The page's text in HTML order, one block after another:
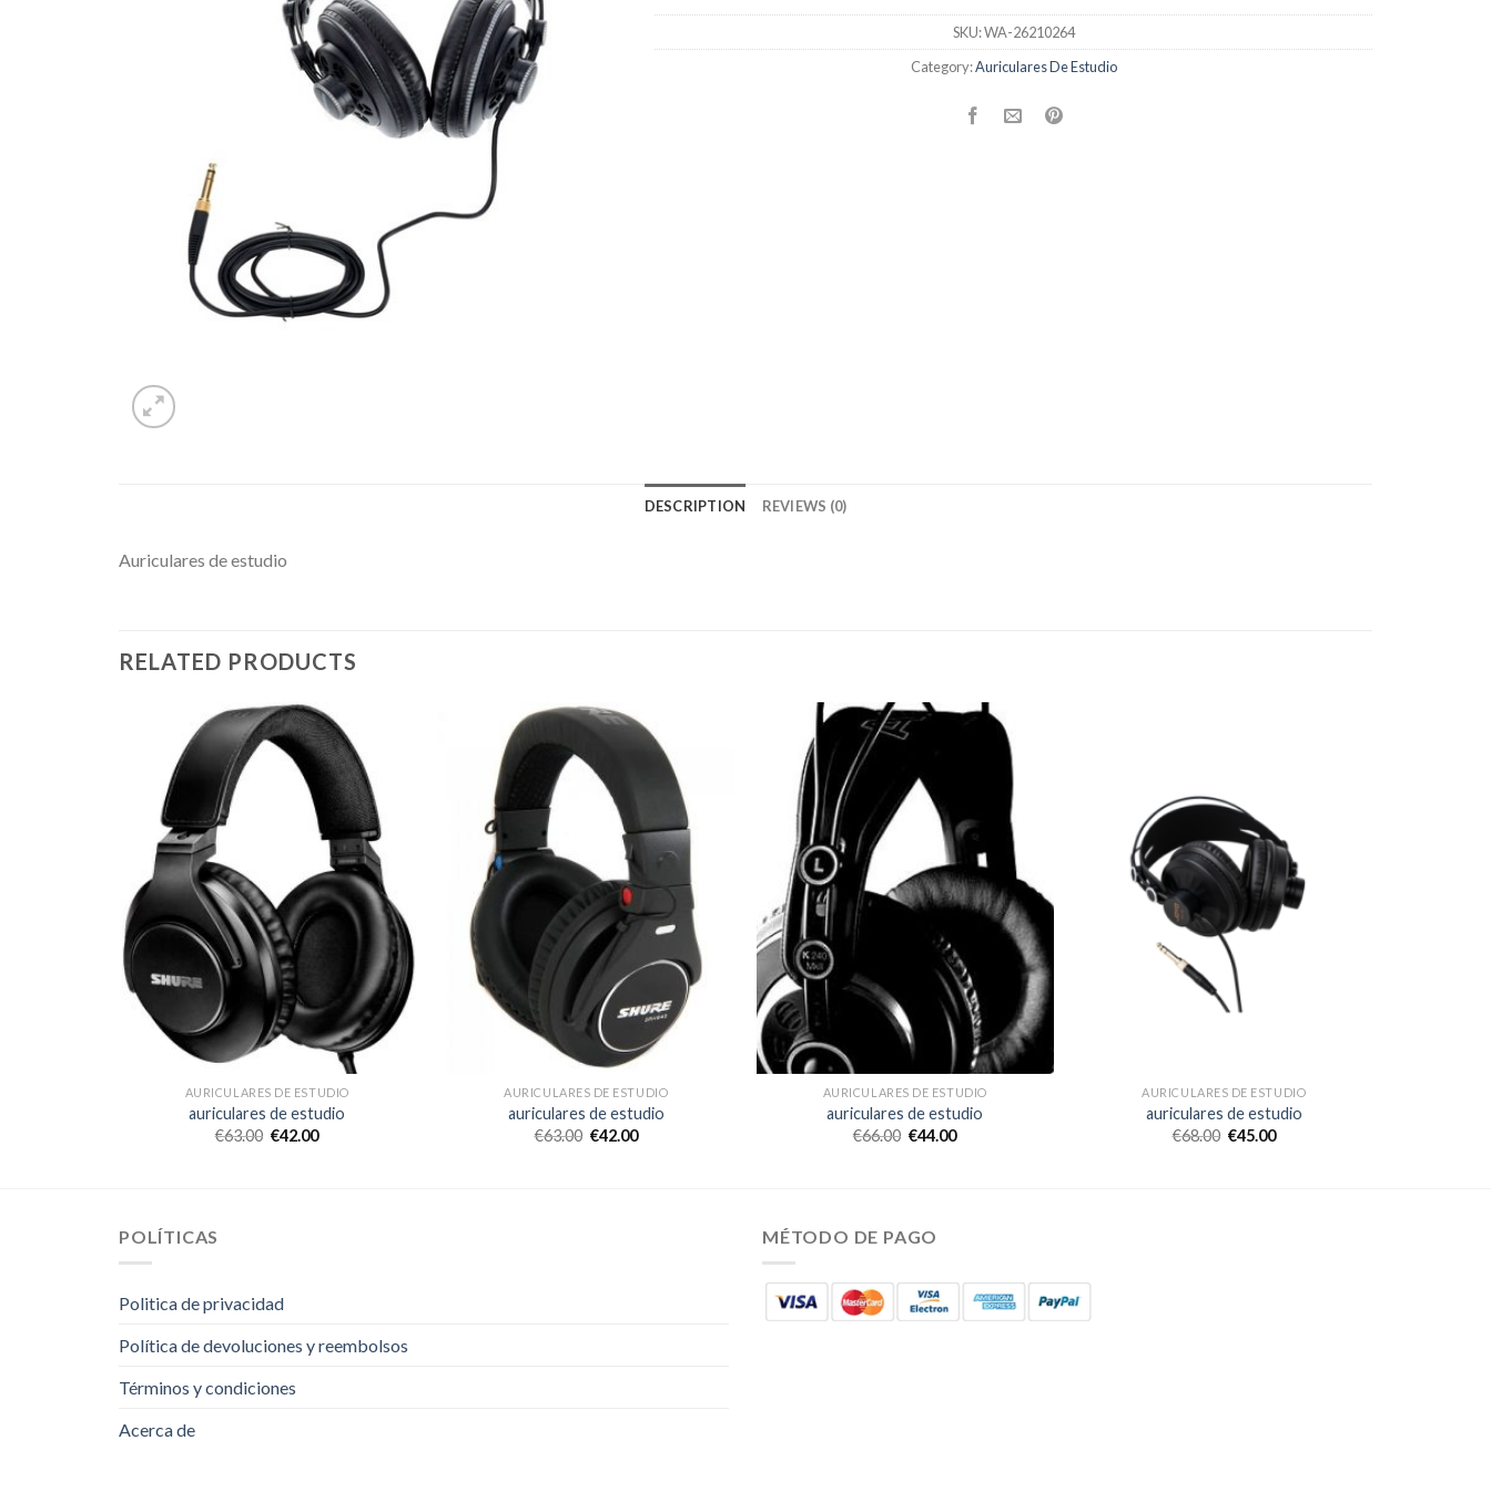
SKU:WA-26210264
Category:Auriculares De Estudio
DESCRIPTION REVIEWS (0)
Auriculares de estudio
RELATED PRODUCTS
AURICULARES DE ESTUDIO
auriculares de estudio
€63.00 €42.00
AURICULARES DE ESTUDIO
auriculares de estudio
€63.00 €42.00
AURICULARES DE ESTUDIO
auriculares de estudio
€66.00 €44.00
AURICULARES DE ESTUDIO
auriculares de estudio
€68.00 €45.00
POLÍTICAS
Politica de privacidad
Política de devoluciones y reembolsos
Términos y condiciones
Acerca de
MÉTODO DE PAGO